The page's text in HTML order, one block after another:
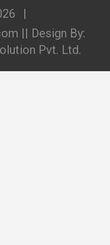
|| Design By:
Pvt. Ltd.